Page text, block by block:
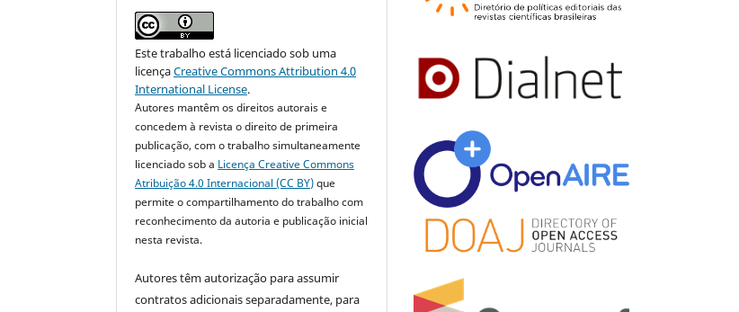
Este trabalho está licenciado sob uma
licençaCreative Commons Attribution 4.0
International License.
Autores mantêm os direitos autorais e
concedem à revista o direito de primeira
publicação, com o trabalho simultaneamente
licenciado sob a Licença Creative Commons
Atribuição 4.0 Internacional (CC BY)que
permite o compartilhamento do trabalho com
reconhecimento da autoria e publicação inicial
nesta revista.
Autores têm autorização para assumir
contratos adicionais separadamente, para